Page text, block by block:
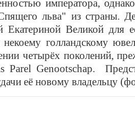
императора,
льва" из страны.
Екатериной Великой для
голландскому
четырёх поколений,
Parel Genootschap.
её новому владельцу